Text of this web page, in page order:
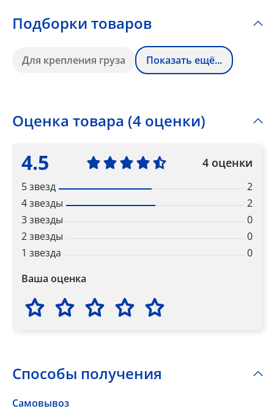
Подборки товаров
Для крепления груза Показать ещё...
Оценка товара (4 оценки)
4.5 4 оценки
5 звезд
2
4 звезды
2
3 звезды
0
2 звезды
0
1 звезда
0
Ваша оценка
Способы получения
Самовывоз